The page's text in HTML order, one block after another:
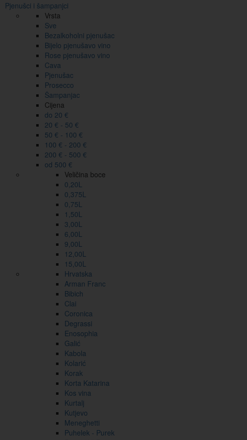
Pjenušci i šampanjci
Vrsta
Sve
Bezalkoholni pjenušac
Bijelo pjenušavo vino
Rose pjenušavo vino
Cava
Pjenušac
Prosecco
Šampanjac
Cijena
do 20 €
20 € - 50 €
50 € - 100 €
100 € - 200 €
200 € - 500 €
od 500 €
Veličina boce
0,20L
0,375L
0,75L
1,50L
3,00L
6,00L
9,00L
12,00L
15,00L
Hrvatska
Arman Franc
Bibich
Clai
Coronica
Degrassi
Enosophia
Galić
Kabola
Kolarić
Korak
Korta Katarina
Kos vina
Kurtalj
Kutjevo
Meneghetti
Puhelek - Purek